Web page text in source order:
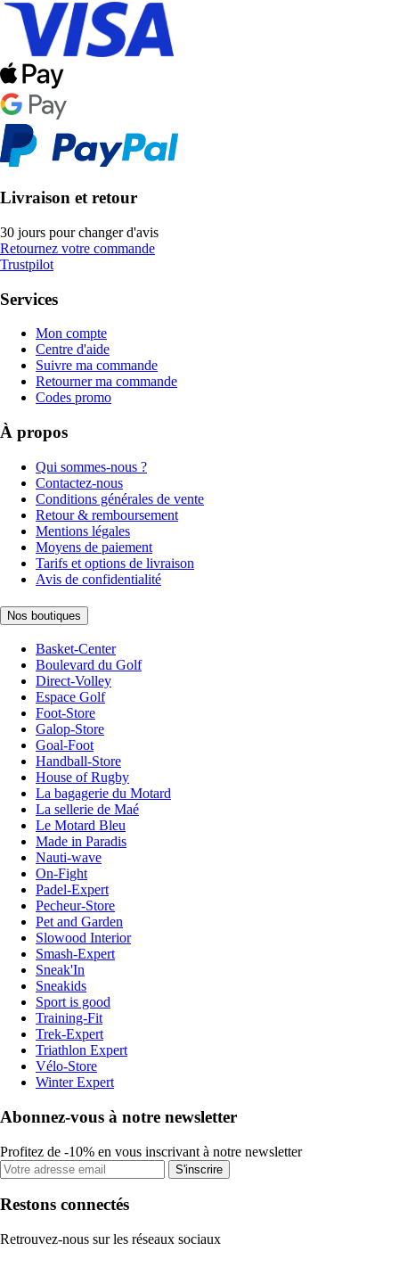
Livraison et retour
30 jours pour changer d'avis
Retournez votre commande
Trustpilot
Services
Mon compte
Centre d'aide
Suivre ma commande
Retourner ma commande
Codes promo
À propos
Qui sommes-nous ?
Contactez-nous
Conditions générales de vente
Retour & remboursement
Mentions légales
Moyens de paiement
Tarifs et options de livraison
Avis de confidentialité
Nos boutiques
Basket-Center
Boulevard du Golf
Direct-Volley
Espace Golf
Foot-Store
Galop-Store
Goal-Foot
Handball-Store
House of Rugby
La bagagerie du Motard
La sellerie de Maé
Le Motard Bleu
Made in Paradis
Nauti-wave
On-Fight
Padel-Expert
Pecheur-Store
Pet and Garden
Slowood Interior
Smash-Expert
Sneak'In
Sneakids
Sport is good
Training-Fit
Trek-Expert
Triathlon Expert
Vélo-Store
Winter Expert
Abonnez-vous à notre newsletter
Profitez de -10% en vous inscrivant à notre newsletter
S'inscrire
Restons connectés
Retrouvez-nous sur les réseaux sociaux